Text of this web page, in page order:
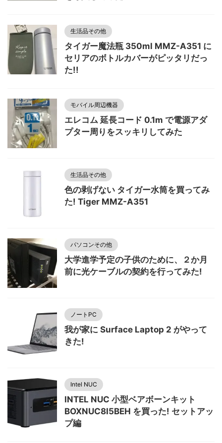
生活品その他
タイガー魔法瓶 350ml MMZ-A351 に
セリアのボトルカバーがピッタリだっ
た!!
モバイル周辺機器
エレコム 延長コード 0.1m で電源アダ
プター周りをスッキリしてみた
生活品その他
色の剥げない タイガー水筒を買ってみ
た! Tiger MMZ-A351
パソコンその他
大学進学予定の子供のために、２か月
前に光ケーブルの契約を行ってみた!
ノートPC
我が家に Surface Laptop 2 がやって
きた!
Intel NUC
INTEL NUC 小型ベアボーンキット
BOXNUC8I5BEH を買った! セットアッ
プ編